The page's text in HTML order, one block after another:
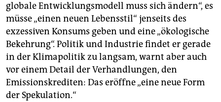
globale Entwicklungsmodell muss sich ändern“, es
müsse „einen neuen Lebensstil“ jenseits des
exzessiven Konsums geben und eine „ökologische
Bekehrung“. Politik und Industrie findet er gerade
in der Klimapolitik zu langsam, warnt aber auch
vor einem Detail der Verhandlungen, den
Emissionskrediten: Das eröffne „eine neue Form
der Spekulation.“